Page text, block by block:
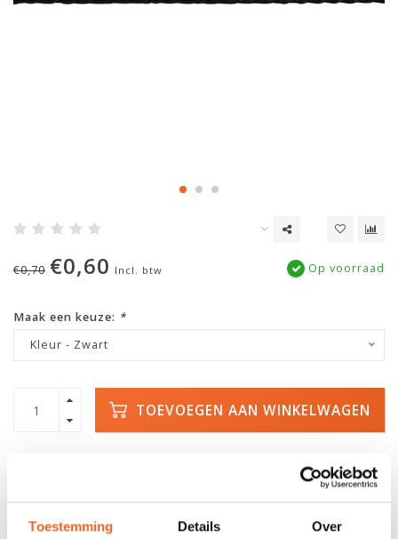
Toestemming Details Over
€0,70 €0,60 Incl. btw Op voorraad
Maak een keuze: *
Kleur - Zwart
TOEVOEGEN AAN WINKELWAGEN
DE GROOTSTE
VOORRAAD
Duizenden kano's op
voorraad